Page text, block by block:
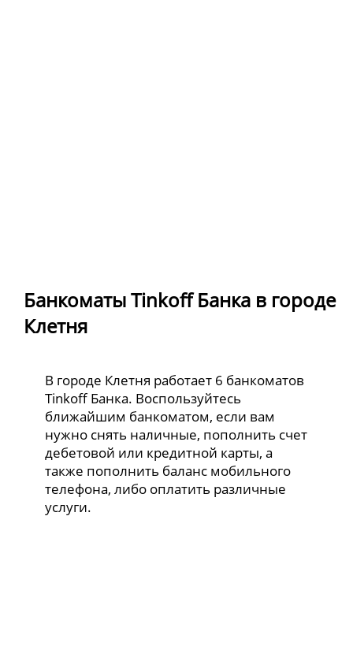
Банкоматы Tinkoff Банка в городе
Клетня
В городе Клетня работает 6 банкоматов
Tinkoff Банка. Воспользуйтесь
ближайшим банкоматом, если вам
нужно снять наличные, пополнить счет
дебетовой или кредитной карты, а
также пополнить баланс мобильного
телефона, либо оплатить различные
услуги.